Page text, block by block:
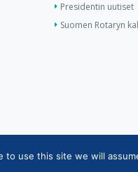
Presidentin uutiset
Suomen Rotaryn
Rotarytoiminnassa
use this site we will